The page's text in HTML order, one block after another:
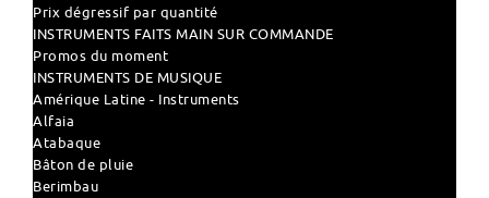
Prix dégressif par quantité
INSTRUMENTS FAITS MAIN SUR COMMANDE
Promos du moment
INSTRUMENTS DE MUSIQUE
Amérique Latine - Instruments
Alfaia
Atabaque
Bâton de pluie
Berimbau